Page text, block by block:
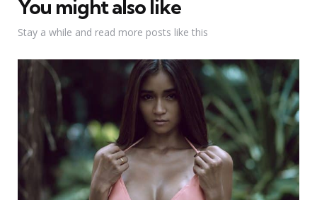
You might also like
Stay a while and read more posts like this